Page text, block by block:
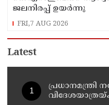
ജലനിരപ്പ് ഉയര്‍ന്നു
FRI,7 AUG 2026
Latest
പ്രധാനമന്ത്രി